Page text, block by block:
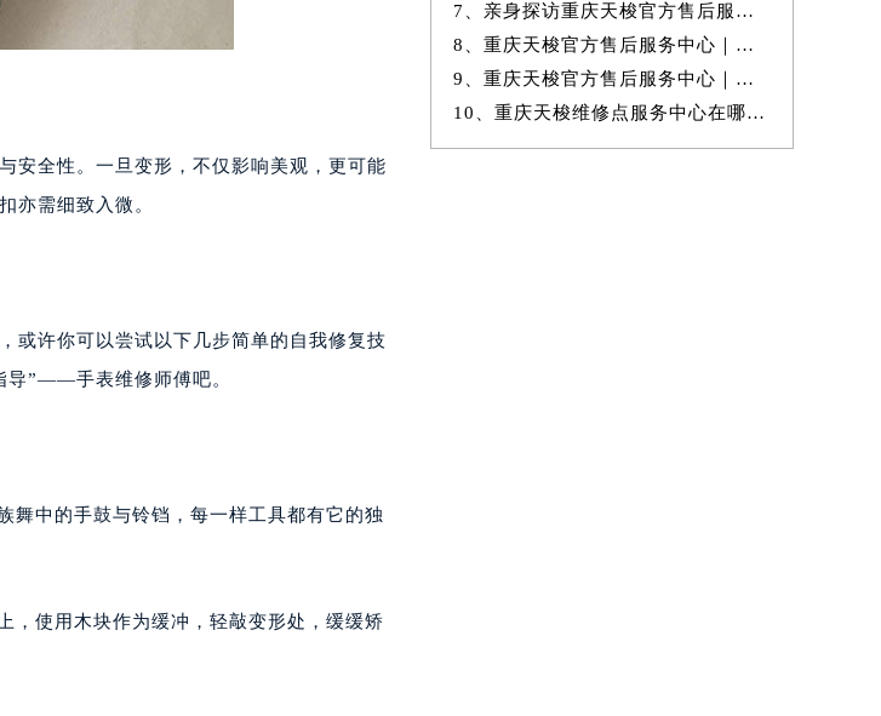
安全性。一旦变形，不仅影响美观，更可能
亦需细致入微。
或许你可以尝试以下几步简单的自我修复技
导”——手表维修师傅吧。
舞中的手鼓与铃铛，每一样工具都有它的独
，使用木块作为缓冲，轻敲变形处，缓缓矫
7、亲身探访重庆天梭官方售后服务中心｜官方地址与售后服务电话（2026年
8、重庆天梭官方售后服务中心｜服务热线及详细地址权威信息公示（2026年
9、重庆天梭官方售后服务中心｜官方地址及24小时客服电话权威信息公示
10、重庆天梭维修点服务中心在哪里有的维修保养服务地址权威公示（2026